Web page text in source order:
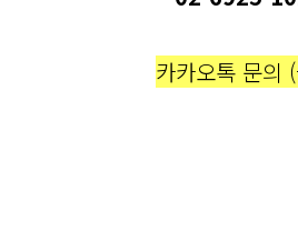
카카오톡 문의